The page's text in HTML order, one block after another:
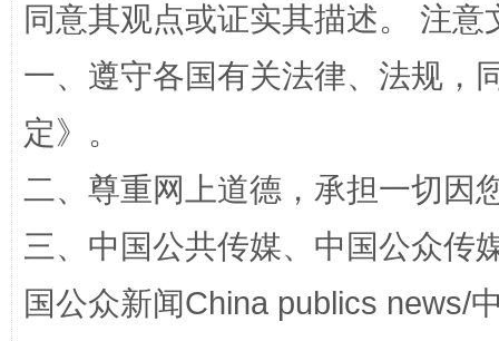
“蜀中异人”王建安的艺术幻境
同意其观点或证实其描述。 注
一、遵守各国有关法律、法规，
定》。
二、尊重网上道德，承担一切因
三、中国公共传媒、中国公众传
国公众新闻China publics news/